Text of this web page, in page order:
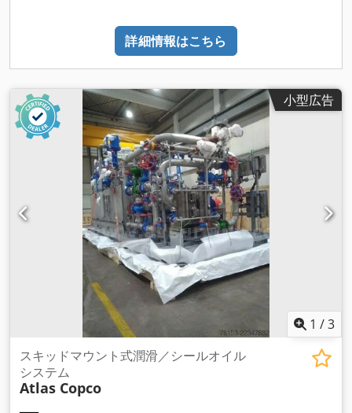
詳細情報はこちら
小型広告
1 /3
スキッドマウント式潤滑／シールオイル
システム
Atlas Copco